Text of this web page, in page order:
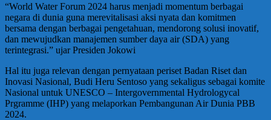
“World Water Forum 2024 harus menjadi momentum berbagai
negara di dunia guna merevitalisasi aksi nyata dan komitmen
bersama dengan berbagai pengetahuan, mendorong solusi inovatif,
dan mewujudkan manajemen sumber daya air (SDA) yang
terintegrasi.” ujar Presiden Jokowi
Hal itu juga relevan dengan pernyataan periset Badan Riset dan
Inovasi Nasional, Budi Heru Sentoso yang sekaligus sebagai komite
Nasional untuk UNESCO – Intergovernmental Hydrologycal
Prgramme (IHP) yang melaporkan Pembangunan Air Dunia PBB
2024.